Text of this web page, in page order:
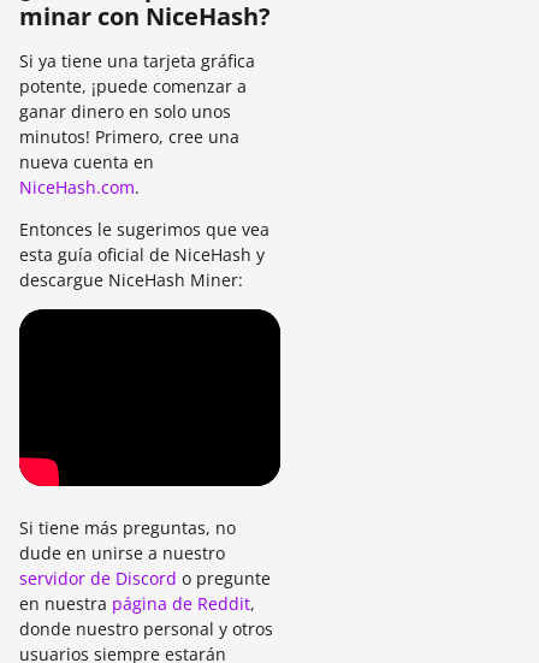
minar con NiceHash?
Si ya tiene una tarjeta gráfica
potente, ¡puede comenzar a
ganar dinero en solo unos
minutos! Primero, cree una
nueva cuenta en
NiceHash.com.
Entonces le sugerimos que vea
esta guía oficial de NiceHash y
descargue NiceHash Miner:
Si tiene más preguntas, no
dude en unirse a nuestro
servidor de Discord o pregunte
en nuestra página de Reddit,
donde nuestro personal y otros
usuarios siempre estarán